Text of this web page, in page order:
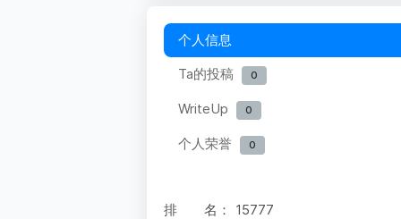
个人信息
Ta的投稿
0
WriteUp 0
个人荣誉 0
排 名： 15777